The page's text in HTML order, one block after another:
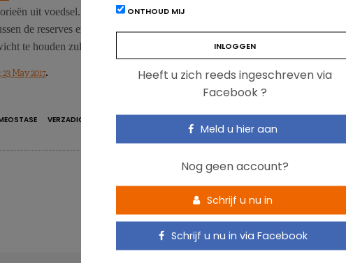
uit voedsel. In geval van een caloriearm dieet signaleert mTORC1 een
de reserves en de energie geleverd door de voedselinname. Om de
te houden zullen de AgPR-neuronen de thermogenese verminderen.
May 2017.
VERZADIGING
ONTHOUD MIJ
Heeft u zich reeds ingeschreven via
Facebook ?
Meld u hier aan
Nog geen account?
Schrijf u nu in
Schrijf u nu in via Facebook